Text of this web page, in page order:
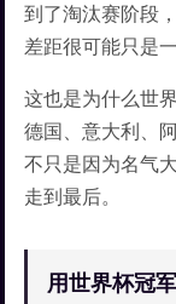
到了淘汰赛阶段
差距很可能只是
这也是为什么世
德国、意大利、
不只是因为名气
走到最后。
用世界杯冠